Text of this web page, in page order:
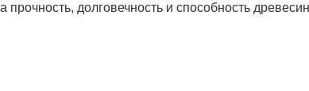
прочность, долговечность и способность